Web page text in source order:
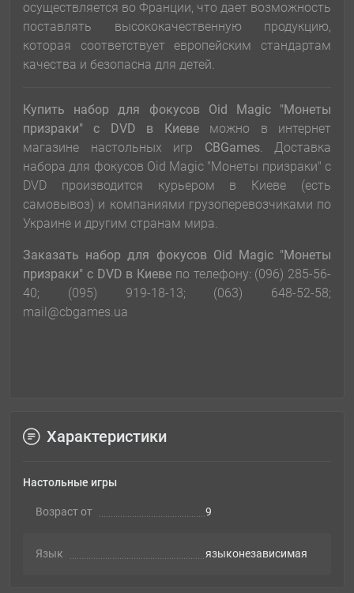
осуществляется во Франции, что дает возможность
поставлять высококачественную продукцию,
которая соответствует европейским стандартам
качества и безопасна для детей.
Купить набор для фокусов Oid Magic "Монеты
призраки" с DVD в Киеве
можно в интернет
магазине настольных игр CBGames. Доставка
набора для фокусов Oid Magic "Монеты призраки" с
DVD производится курьером в Киеве (есть
самовывоз) и компаниями грузоперевозчиками по
Украине и другим странам мира.
Заказать набор для фокусов Oid Magic "Монеты
призраки" с DVD в Киеве по телефону: (096) 285-56-
40; (095) 919-18-13; (063) 648-52-58;
mail@cbgames.ua
Характеристики
Настольные игры
Возраст от 9
Язык языконезависимая